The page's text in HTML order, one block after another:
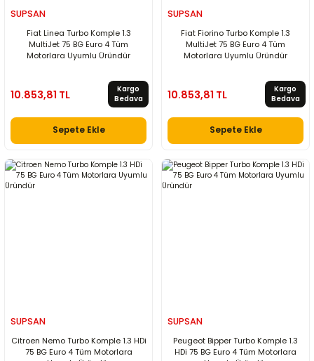
SUPSAN
Fiat Linea Turbo Komple 1.3
MultiJet 75 BG Euro 4 Tüm
Motorlara Uyumlu Üründür
10.853,81 TL
Kargo
Bedava
Sepete Ekle
SUPSAN
Fiat Fiorino Turbo Komple 1.3
MultiJet 75 BG Euro 4 Tüm
Motorlara Uyumlu Üründür
10.853,81 TL
Kargo
Bedava
Sepete Ekle
SUPSAN
Citroen Nemo Turbo Komple 1.3 HDi
75 BG Euro 4 Tüm Motorlara
SUPSAN
Peugeot Bipper Turbo Komple 1.3
HDi 75 BG Euro 4 Tüm Motorlara